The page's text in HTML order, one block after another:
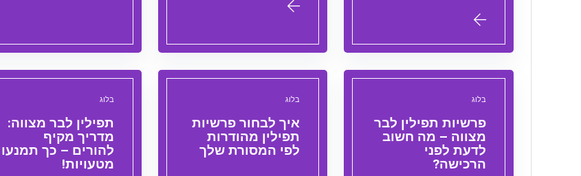
בלוג
פרשיות תפילין לבר
מצווה – מה חשוב
לדעת לפני
הרכישה?
בלוג
איך לבחור פרשיות
תפילין מהודרות
לפי המסורת שלך
בלוג
תפילין לבר מצווה:
מדריך מקיף
להורים – כך תמנעו
מטעויות!